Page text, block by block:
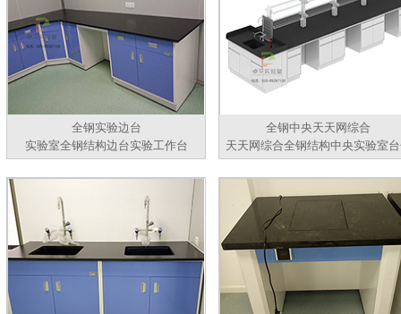
全钢实验边台
实验室全钢结构边台实验工作台
全钢中央天天网综合
天天网综合全钢结构中央实验室